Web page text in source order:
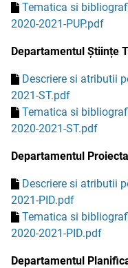
Tematica si
2020-2021-PUP.pdf
Departamentul Științe
Descriere si atributii
2021-ST.pdf
Tematica si
2020-2021-ST.pdf
Departamentul
Descriere si atributii
2021-PID.pdf
Tematica si
2020-2021-PID.pdf
Departamentul